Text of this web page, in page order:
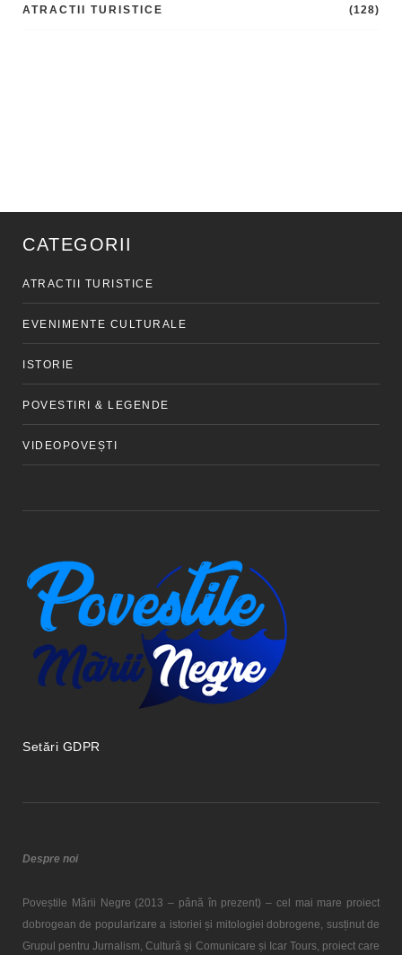
ATRACTII TURISTICE (128)
CATEGORII
ATRACTII TURISTICE
EVENIMENTE CULTURALE
ISTORIE
POVESTIRI & LEGENDE
VIDEOPOVEȘTI
Setări GDPR
Despre noi
Poveștile Mării Negre (2013 – până în prezent) – cel mai mare proiect
dobrogean de popularizare a istoriei și mitologiei dobrogene, susținut de
Grupul pentru Jurnalism, Cultură și Comunicare și Icar Tours, proiect care